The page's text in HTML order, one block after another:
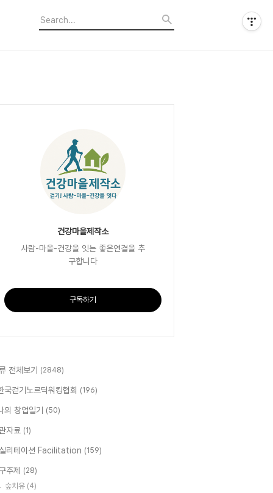
건강마을제작소
사람-마을-건강을 잇는 좋은연결을 추
구합니다
구독하기
전체보기 (2848)
국걷기노르딕워킹협회 (196)
의 창업일기 (50)
자료 (1)
리테이션 Facilitation (159)
주제 (28)
숲치유 (4)